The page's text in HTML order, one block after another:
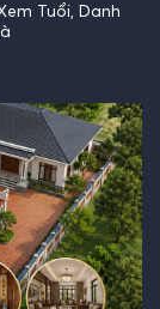
Tuổi, Danh